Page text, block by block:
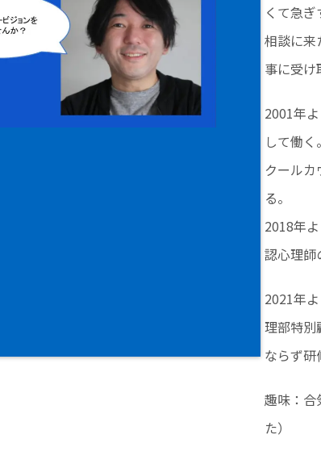
くて急ぎ
相談に来
事に受け
2001年
して働
クール
る。
2018年
認心理師
2021年
理部特別
ならず研
趣味：合
た）